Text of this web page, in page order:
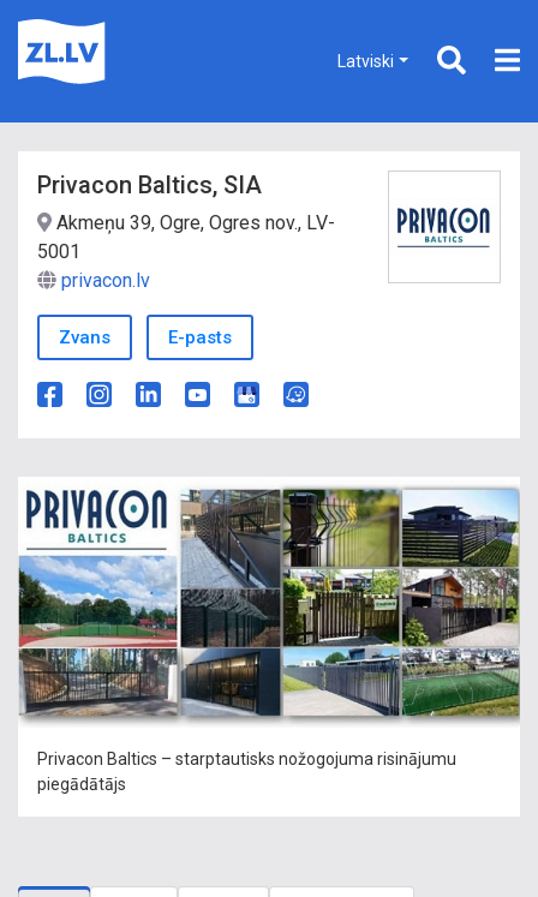
Latviski
Privacon Baltics, SIA
Akmeņu 39, Ogre, Ogres nov., LV-
5001
privacon.lv
Zvans E-pasts
Privacon Baltics – starptautisks nožogojuma risinājumu
piegādātājs